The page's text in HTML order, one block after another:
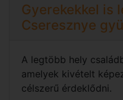
Gyerekekkel is
Cseresznye
A legtöbb hely
amelyek kivételt
célszerű érdeklődni.